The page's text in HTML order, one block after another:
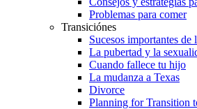
Problemas para comer
Transiciónes
Sucesos importantes de
La pubertad y la
Cuando fallece tu hijo
La mudanza a Texas
Divorce
Planning for Transition